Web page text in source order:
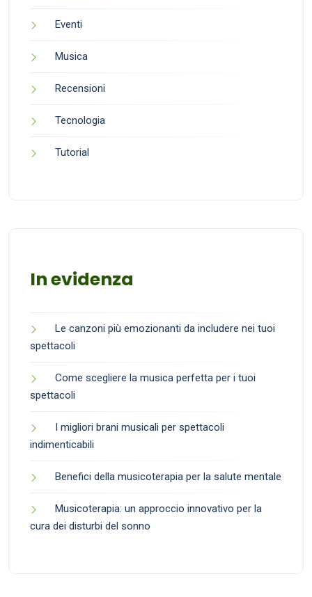
Eventi
Musica
Recensioni
Tecnologia
Tutorial
In evidenza
Le canzoni più emozionanti da includere nei tuoi
spettacoli
Come scegliere la musica perfetta per i tuoi
spettacoli
I migliori brani musicali per spettacoli
indimenticabili
Benefici della musicoterapia per la salute mentale
Musicoterapia: un approccio innovativo per la
cura dei disturbi del sonno